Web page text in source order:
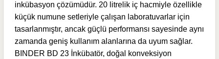
inkübasyon çözümüdür. 20 litrelik iç hacmiyle özellikle
küçük numune setleriyle çalışan laboratuvarlar için
tasarlanmıştır, ancak güçlü performansı sayesinde aynı
zamanda geniş kullanım alanlarına da uyum sağlar.
BINDER BD 23 İnkübatör, doğal konveksiyon